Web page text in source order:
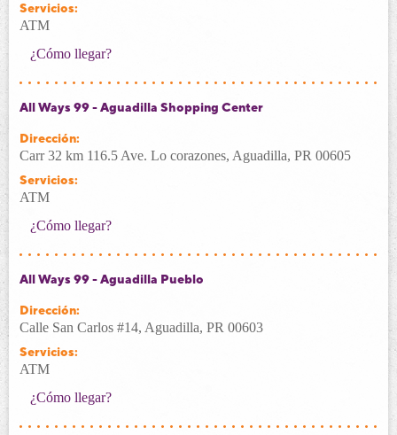
Servicios:
ATM
¿Cómo llegar?
All Ways 99 - Aguadilla Shopping Center
Dirección:
Carr 32 km 116.5 Ave. Lo corazones, Aguadilla, PR 00605
Servicios:
ATM
¿Cómo llegar?
All Ways 99 - Aguadilla Pueblo
Dirección:
Calle San Carlos #14, Aguadilla, PR 00603
Servicios:
ATM
¿Cómo llegar?